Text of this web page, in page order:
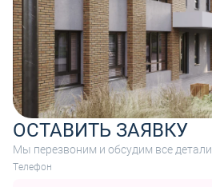
ОСТАВИТЬ ЗАЯВКУ
Мы перезвоним и обсудим все детали
Tелефон